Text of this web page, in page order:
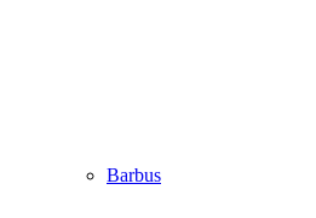
Barbus